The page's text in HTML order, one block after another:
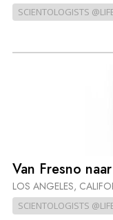
SCIENTOLOGISTS
Van Fresno
LOS ANGELES,
SCIENTOLOGISTS